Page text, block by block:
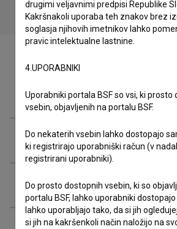
Zasedba
Ekipa
Razširjeni podatki
drugimi veljavnimi predpisi Republike
Kakršnakoli uporaba teh znakov brez
soglasja njihovih imetnikov lahko
pravic intelektualne lastnine.
4.UPORABNIKI
Uporabniki portala BSF so vsi, ki prosto
vsebin, objavljenih na portalu BSF.
Do nekaterih vsebin lahko dostopajo
ki registrirajo uporabniški račun (v
registrirani uporabniki).
Do prosto dostopnih vsebin, ki so
portalu BSF, lahko uporabniki
lahko uporabljajo tako, da si jih
si jih na kakršenkoli način naložijo na